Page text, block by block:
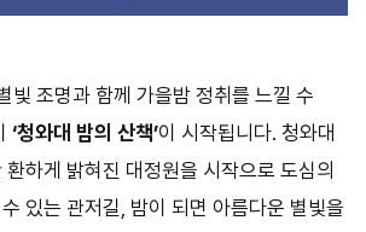
빛 조명과 함께 가을밤 정취를 느낄 수
‘청와대 밤의 산책’이 시작됩니다. 청와대
하게 밝혀진 대정원을 시작으로 도심의
있는 관저길, 밤이 되면 아름다운 별빛을